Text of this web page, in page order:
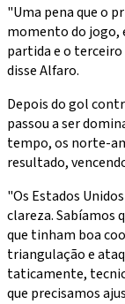
"Uma pena que o
momento do jogo,
partida e o
disse Alfaro.
Depois do gol
passou a ser
tempo, os norte-
resultado,
"Os Estados
clareza. Sabíamos
que tinham boa
triangulação e
taticamente,
que precisamos